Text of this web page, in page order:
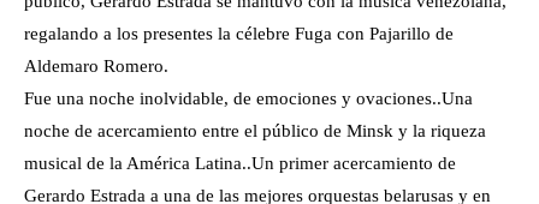
regalando a los presentes la célebre Fuga con Pajarillo de
Aldemaro Romero.
Fue una noche inolvidable, de emociones y ovaciones..Una
noche de acercamiento entre el público de Minsk y la riqueza
musical de la América Latina..Un primer acercamiento de
Gerardo Estrada a una de las mejores orquestas belarusas y en